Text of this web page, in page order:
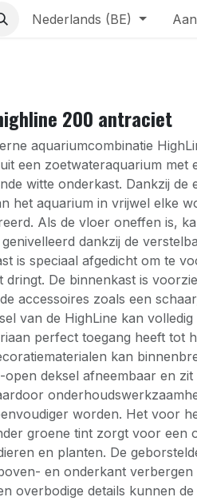
Nederlands (BE)
200 antraciet
aquariumcombinatie
een zoetwateraquarium met
witte onderkast. Dankzij de
het aquarium in vrijwel elke
Als de vloer oneffen is,
dankzij de
is speciaal afgedicht om te
dringt. De binnenkast is
accessoires zoals een
van de HighLine kan
perfect toegang heeft tot
kan
deksel afneembaar en
worden. Het voor
groene tint zorgt voor een
en planten. De
en onderkant
overbodige details kunnen